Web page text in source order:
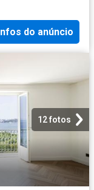
Infos do anúncio
12 fotos